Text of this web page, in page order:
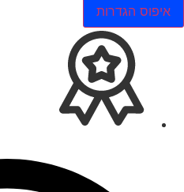
איפוס הגדרות